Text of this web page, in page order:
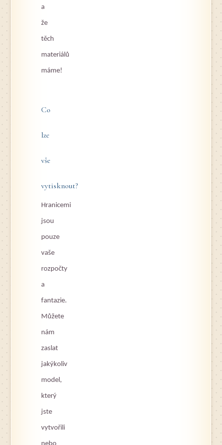
a
že
těch
materiálů
máme!
Co
lze
vše
vytisknout?
Hranicemi
jsou
pouze
vaše
rozpočty
a
fantazie.
Můžete
nám
zaslat
jakýkoliv
model,
který
jste
vytvořili